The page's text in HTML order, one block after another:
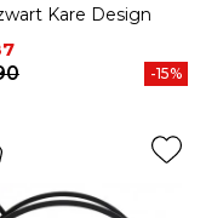
Kare Design
prijs
-15%